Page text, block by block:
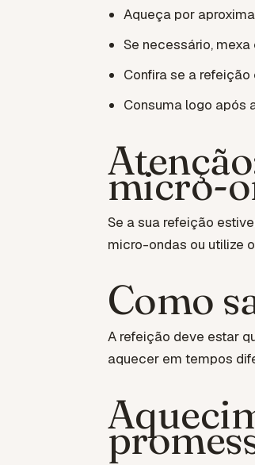
Aqueça por
Se necessário,
Confira se a
Consuma logo após
micro-
Se a sua refeição
micro-ondas ou utilize
Como
A refeição deve estar
aquecer em tempos